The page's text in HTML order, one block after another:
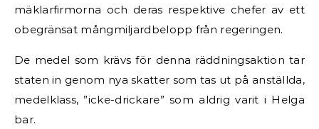
mäklarfirmorna och deras respektive chefer av ett
obegränsat mångmiljardbelopp från regeringen.
De medel som krävs för denna räddningsaktion tar
staten in genom nya skatter som tas ut på anställda,
medelklass, ”icke-drickare” som aldrig varit i Helga
bar.